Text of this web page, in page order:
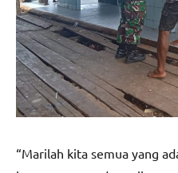
“Marilah kita semua yang